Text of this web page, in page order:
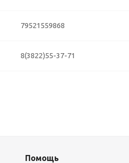
79521559868
8(3822)55-37-71
Помощь